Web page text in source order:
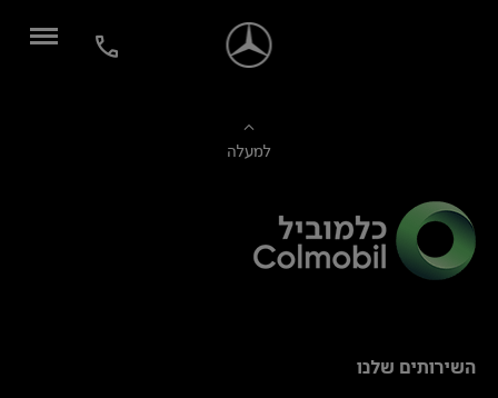
למעלה
השירותים שלנו